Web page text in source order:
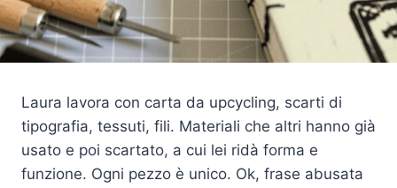
Laura lavora con carta da upcycling, scarti di
tipografia, tessuti, fili. Materiali che altri hanno già
usato e poi scartato, a cui lei ridà forma e
funzione. Ogni pezzo è unico. Ok, frase abusata